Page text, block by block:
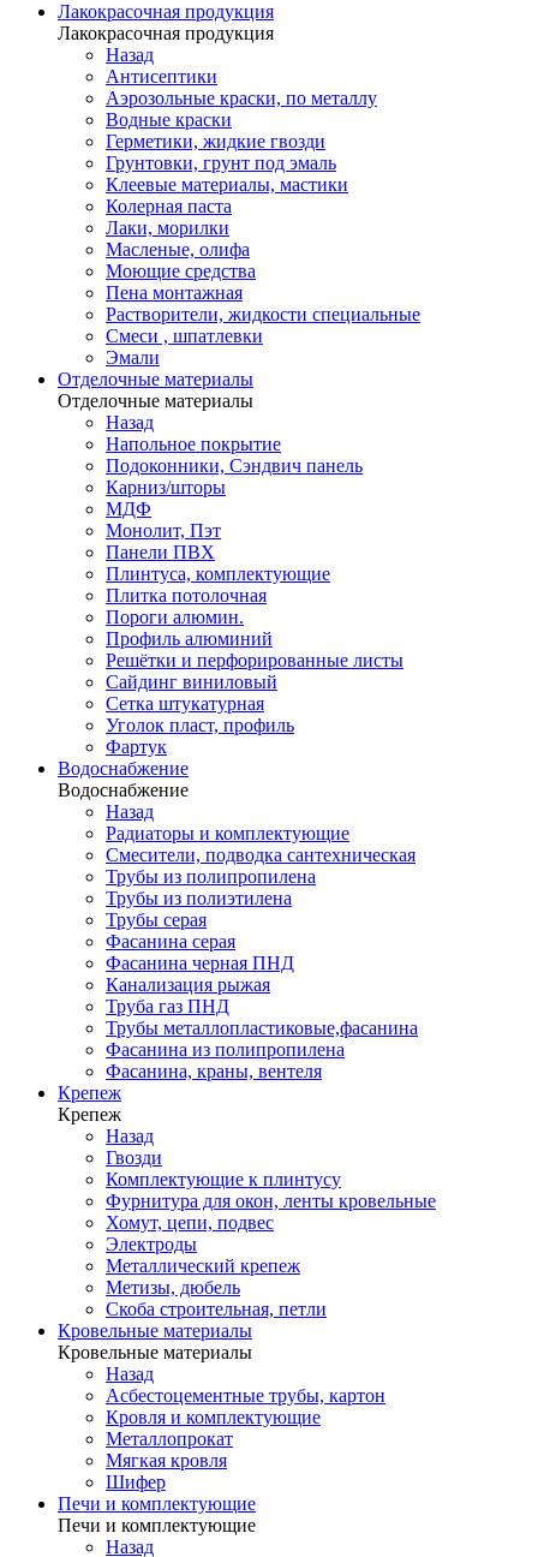
Лакокрасочная продукция
Лакокрасочная продукция
Назад
Антисептики
Аэрозольные краски, по металлу
Водные краски
Герметики, жидкие гвозди
Грунтовки, грунт под эмаль
Клеевые материалы, мастики
Колерная паста
Лаки, морилки
Масленые, олифа
Моющие средства
Пена монтажная
Растворители, жидкости специальные
Смеси , шпатлевки
Эмали
Отделочные материалы
Отделочные материалы
Назад
Напольное покрытие
Подоконники, Сэндвич панель
Карниз/шторы
МДФ
Монолит, Пэт
Панели ПВХ
Плинтуса, комплектующие
Плитка потолочная
Пороги алюмин.
Профиль алюминий
Решётки и перфорированные листы
Сайдинг виниловый
Сетка штукатурная
Уголок пласт, профиль
Фартук
Водоснабжение
Водоснабжение
Назад
Радиаторы и комплектующие
Смесители, подводка сантехническая
Трубы из полипропилена
Трубы из полиэтилена
Трубы серая
Фасанина серая
Фасанина черная ПНД
Канализация рыжая
Труба газ ПНД
Трубы металлопластиковые,фасанина
Фасанина из полипропилена
Фасанина, краны, вентеля
Крепеж
Крепеж
Назад
Гвозди
Комплектующие к плинтусу
Фурнитура для окон, ленты кровельные
Хомут, цепи, подвес
Электроды
Металлический крепеж
Метизы, дюбель
Скоба строительная, петли
Кровельные материалы
Кровельные материалы
Назад
Асбестоцементные трубы, картон
Кровля и комплектующие
Металлопрокат
Мягкая кровля
Шифер
Печи и комплектующие
Печи и комплектующие
Назад